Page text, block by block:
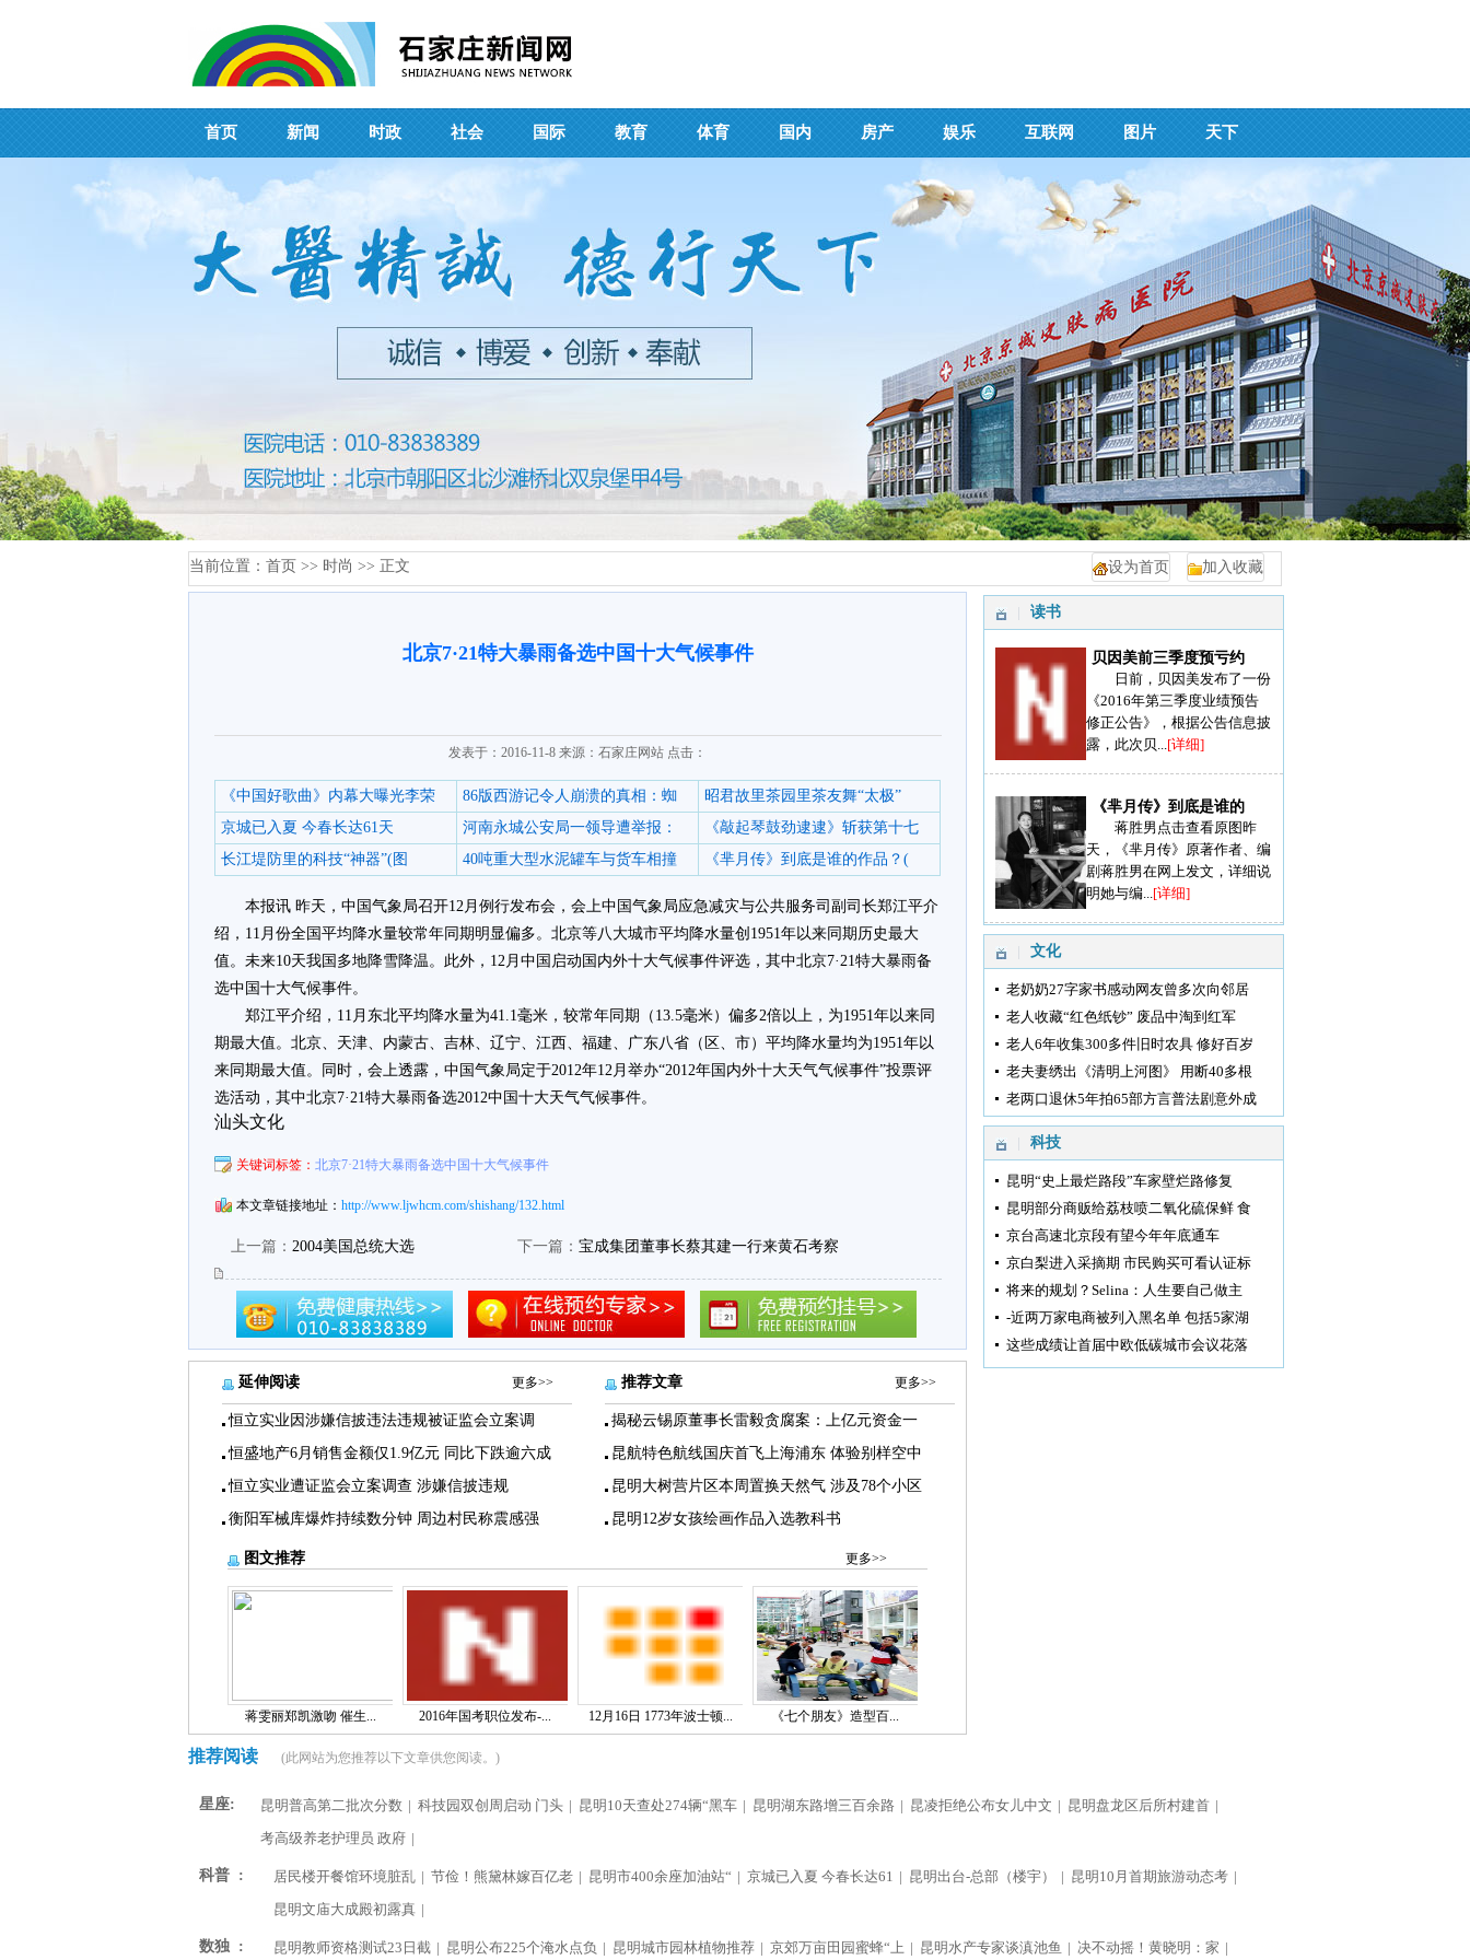
首页 新闻 时政 社会 国际 教育 体育 国内 房产 娱乐 互联网 图片 天下
当前位置： 首页 >> 时尚 >> 正文 加入收藏
设为首页
北京7·21特大暴雨备选中国十大气候事件
发表于：2016-11-8 来源：石家庄网站 点击：
《中国好歌曲》内幕大曝光李荣 86版西游记令人崩溃的真相：蜘
昭君故里茶园里茶友舞“太极”
京城已入夏 今春长达61天
河南永城公安局一领导遭举报：
《敲起琴鼓劲逮逮》斩获第十七
长江堤防里的科技“神器”(图
40吨重大型水泥罐车与货车相撞 《芈月传》到底是谁的作品？(
本报讯 昨天，中国气象局召开12月例行发布会，会上中国气象局应急减灾与公共服务司副司长郑江平介
绍，11月份全国平均降水量较常年同期明显偏多。北京等八大城市平均降水量创1951年以来同期历史最大
值。未来10天我国多地降雪降温。此外，12月中国启动国内外十大气候事件评选，其中北京7·21特大暴雨备
选中国十大气候事件。
郑江平介绍，11月东北平均降水量为41.1毫米，较常年同期（13.5毫米）偏多2倍以上，为1951年以来同
期最大值。北京、天津、内蒙古、吉林、辽宁、江西、福建、广东八省（区、市）平均降水量均为1951年以
来同期最大值。同时，会上透露，中国气象局定于2012年12月举办“2012年国内外十大天气气候事件”投票评
选活动，其中北京7·21特大暴雨备选2012中国十大天气气候事件。
汕头文化
关键词标签： 北京7·21特大暴雨备选中国十大气候事件
本文章链接地址： http://www.ljwhcm.com/shishang/132.html
上一篇： 2004美国总统大选 下一篇： 宝成集团董事长蔡其建一行来黄石考察
延伸阅读 更多>>
恒立实业因涉嫌信披违法违规被证监会立案调
恒盛地产6月销售金额仅1.9亿元 同比下跌逾六成
恒立实业遭证监会立案调查 涉嫌信披违规
衡阳军械库爆炸持续数分钟 周边村民称震感强
推荐文章 更多>>
揭秘云锡原董事长雷毅贪腐案：上亿元资金一
昆航特色航线国庆首飞上海浦东 体验别样空中
昆明大树营片区本周置换天然气 涉及78个小区
昆明12岁女孩绘画作品入选教科书
图文推荐 更多>>
蒋雯丽郑凯激吻 催生... 2016年国考职位发布-... 12月16日 1773年波士顿... 《七个朋友》造型百...
读书
贝因美前三季度预亏约
日前，贝因美发布了一份
《2016年第三季度业绩预告
修正公告》，根据公告信息披
露，此次贝...[详细]
《芈月传》到底是谁的
蒋胜男点击查看原图昨
天，《芈月传》原著作者、编
剧蒋胜男在网上发文，详细说
明她与编...[详细]
文化
老奶奶27字家书感动网友曾多次向邻居
老人收藏“红色纸钞” 废品中淘到红军
老人6年收集300多件旧时农具 修好百岁
老夫妻绣出《清明上河图》 用断40多根
老两口退休5年拍65部方言普法剧意外成
科技
昆明“史上最烂路段”车家壁烂路修复
昆明部分商贩给荔枝喷二氧化硫保鲜 食
京台高速北京段有望今年年底通车
京白梨进入采摘期 市民购买可看认证标
将来的规划？Selina：人生要自己做主
-近两万家电商被列入黑名单 包括5家湖
这些成绩让首届中欧低碳城市会议花落
推荐阅读 (此网站为您推荐以下文章供您阅读。)
星座: 昆明普高第二批次分数 | 科技园双创周启动 门头 | 昆明10天查处274辆“黑车 | 昆明湖东路增三百余路 | 昆凌拒绝公布女儿中文 | 昆明盘龙区后所村建首 |
考高级养老护理员 政府 |
科普 : 居民楼开餐馆环境脏乱 | 节俭！熊黛林嫁百亿老 | 昆明市400余座加油站“ | 京城已入夏 今春长达61 | 昆明出台-总部（楼宇） | 昆明10月首期旅游动态考 |
昆明文庙大成殿初露真 |
数独 : 昆明教师资格测试23日截 | 昆明公布225个淹水点负 | 昆明城市园林植物推荐 | 京郊万亩田园蜜蜂“上 | 昆明水产专家谈滇池鱼 | 决不动摇！黄晓明：家 |